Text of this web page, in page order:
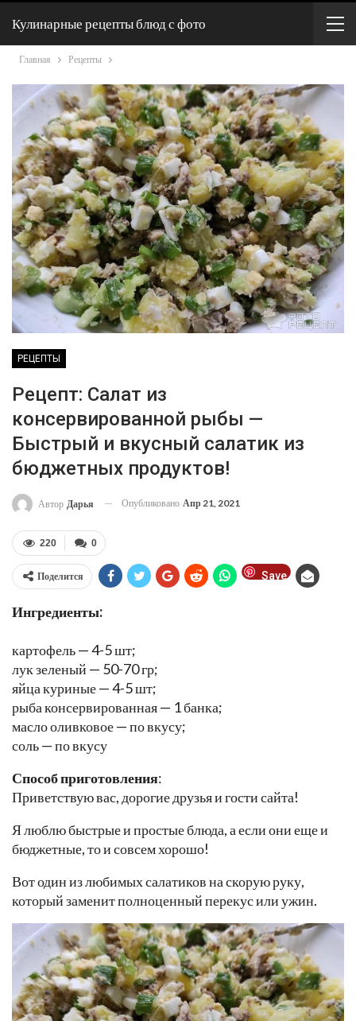
Кулинарные рецепты блюд с фото
Главная Рецепты
РЕЦЕПТЫ
Рецепт: Салат из
консервированной рыбы —
Быстрый и вкусный салатик из
бюджетных продуктов!
Автор Дарья Опубликовано Апр 21, 2021
0
220
Поделится Save
Ингредиенты:
картофель — 4-5 шт;
лук зеленый — 50-70 гр;
яйца куриные — 4-5 шт;
рыба консервированная — 1 банка;
масло оливковое — по вкусу;
соль — по вкусу
Способ приготовления:
Приветствую вас, дорогие друзья и гости сайта!
Я люблю быстрые и простые блюда, а если они еще и
бюджетные, то и совсем хорошо!
Вот один из любимых салатиков на скорую руку,
который заменит полноценный перекус или ужин.